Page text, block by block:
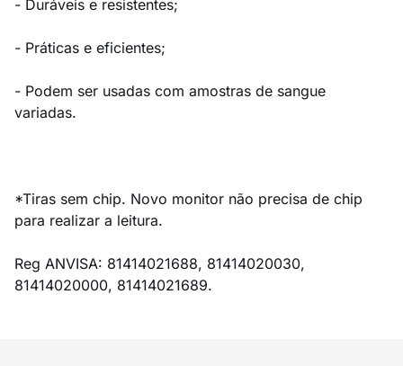
- Duráveis e resistentes;
- Práticas e eficientes;
- Podem ser usadas com amostras de sangue
variadas.
*Tiras sem chip. Novo monitor não precisa de chip
para realizar a leitura.
Reg ANVISA: 81414021688, 81414020030,
81414020000, 81414021689.